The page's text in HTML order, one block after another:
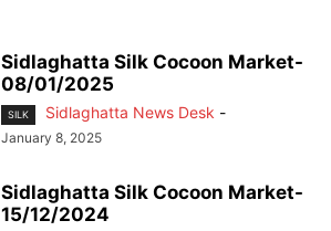
Sidlaghatta Silk Cocoon Market-
08/01/2025
SILK Sidlaghatta News Desk -
January 8, 2025
Sidlaghatta Silk Cocoon Market-
15/12/2024